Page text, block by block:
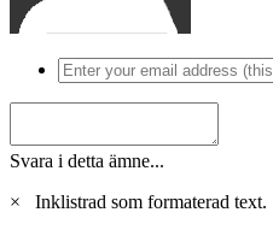
Svara i detta ämne...
×
Inklistrad som formaterad text.